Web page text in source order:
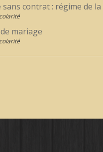
sans contrat : régime de
mariage